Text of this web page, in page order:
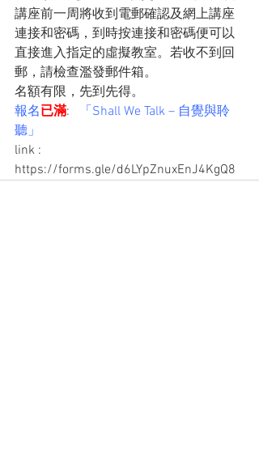
講座前一周將收到電郵確認及網上講座
連接和密碼，到時按連接和密碼便可以
直接進入指定的虛擬教室。若收不到回
郵，請檢查濫發郵件箱。
名額有限，先到先得。
報名已滿:
「Shall We Talk – 自覺與聆
聽」
link :
https://forms.gle/d6LYpZnuxEnJ4KgQ8